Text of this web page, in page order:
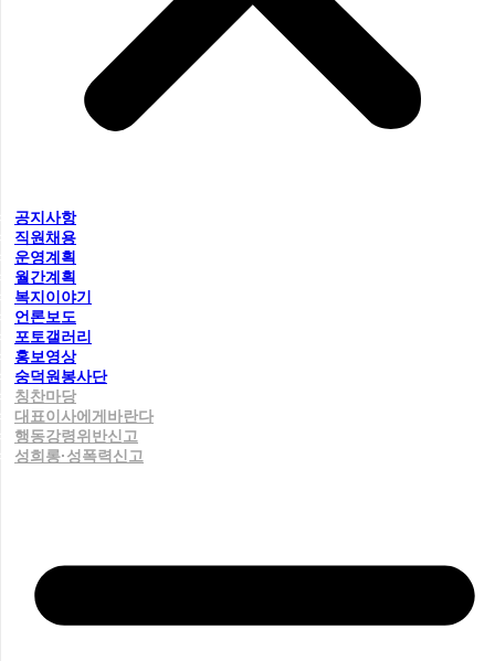
공지사항
직원채용
운영계획
월간계획
복지이야기
언론보도
포토갤러리
홍보영상
숭덕원봉사단
칭찬마당
대표이사에게바란다
행동강령위반신고
성희롱·성폭력신고